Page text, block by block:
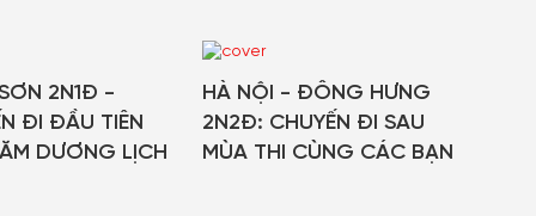
2N1Đ -
ĐI ĐẦU TIÊN
DƯƠNG LỊCH
HÀ NỘI - ĐÔNG HƯNG
2N2Đ: CHUYẾN ĐI SAU
MÙA THI CÙNG CÁC BẠN